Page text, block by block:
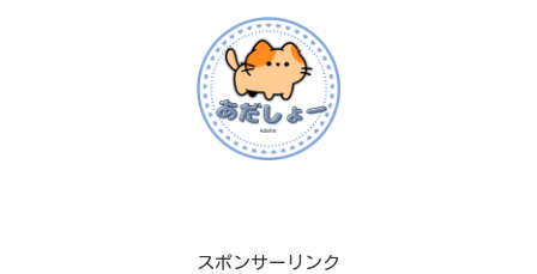
スポンサーリンク